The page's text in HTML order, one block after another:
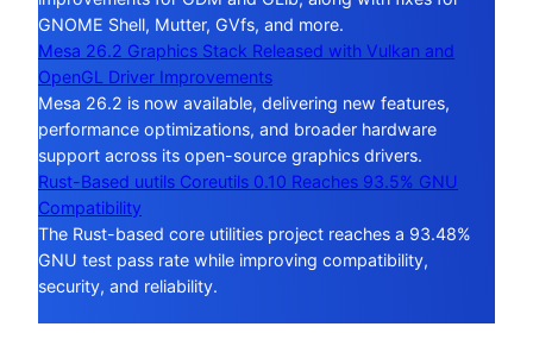
GNOME Shell, Mutter, GVfs, and more.
Mesa 26.2 Graphics Stack Released with Vulkan and
OpenGL Driver Improvements
Mesa 26.2 is now available, delivering new features,
performance optimizations, and broader hardware
support across its open-source graphics drivers.
Rust-Based uutils Coreutils 0.10 Reaches 93.5% GNU
Compatibility
The Rust-based core utilities project reaches a 93.48%
GNU test pass rate while improving compatibility,
security, and reliability.